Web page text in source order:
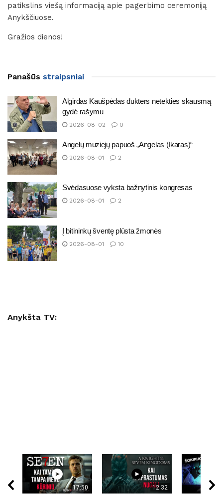
patikslins viešą informaciją apie pagerbimo ceremoniją
Anykščiuose.
Gražios dienos!
Panašūs straipsniai
Algirdas Kaušpėdas dukters netekties skausmą
gydė rašymu
2026-08-02 0
Angelų muziejų papuoš „Angelas (Ikaras)“
2026-08-01 2
Svėdasuose vyksta bažnytinis kongresas
2026-08-01 2
Į bitininkų šventę plūsta žmonės
2026-08-01 10
Anykšta TV:
17:50 12:32